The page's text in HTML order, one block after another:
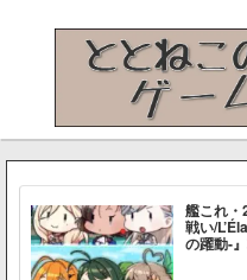
艦これ
戦い/
の躍動-